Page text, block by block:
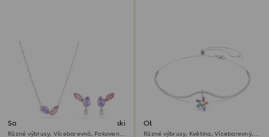
Sada Ariana Grande x Swarovski
Různé výbrusy, Vícebarevná, Pokoveno
Obojkový náhrdelník Ariana
Grande x Swarovski
Různé výbrusy, Květina, Vícebarevný,